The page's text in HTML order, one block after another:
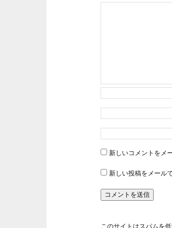
新しいコメントをメ
新しい投稿をメール
このサイトはスパムを